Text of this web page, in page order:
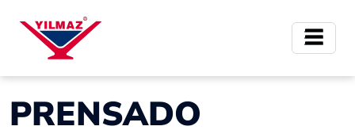
PRENSADO